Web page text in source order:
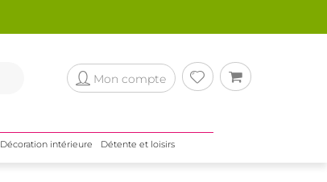
Mon compte
Décoration intérieure Détente et loisirs